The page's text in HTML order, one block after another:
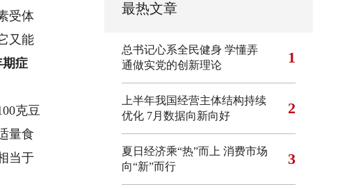
受体
又能
期症
克豆
量食
当于
最热文章
总书记心系全民健身 学懂弄
通做实党的创新理论
1
上半年我国经营主体结构持续
优化 7月数据向新向好 2
夏日经济乘“热”而上 消费市场
向“新”而行
3